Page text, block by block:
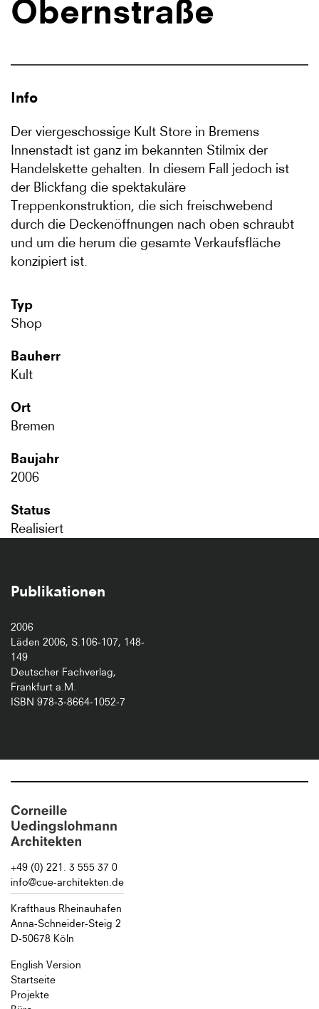
Obernstraße
Info
Der viergeschossige Kult Store in Bremens
Innenstadt ist ganz im bekannten Stilmix der
Handelskette gehalten. In diesem Fall jedoch ist
der Blickfang die spektakuläre
Treppenkonstruktion, die sich freischwebend
durch die Deckenöffnungen nach oben schraubt
und um die herum die gesamte Verkaufsfläche
konzipiert ist.
Typ
Shop
Bauherr
Kult
Ort
Bremen
Baujahr
2006
Status
Realisiert
Publikationen
2006
Läden 2006, S.106-107, 148-
149
Deutscher Fachverlag,
Frankfurt a.M.
ISBN 978-3-8664-1052-7
+49 (0) 221. 3 555 37 0
info@cue-architekten.de
Krafthaus Rheinauhafen
Anna-Schneider-Steig 2
D-50678 Köln
English Version
Startseite
Projekte